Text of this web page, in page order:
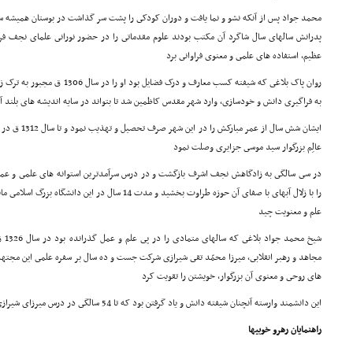
محمد جواد پس از آنکه نشو و نما یافت و دوران کودکى را پشت سر گذاشت در بوستان همیشه
عظیم، استفاده هاى علمى و معنوى فراوانى برد
روان پاک بلاغى که شیفته کسب
به فراگیرى دانش و خودسازى، وارد شهر مقدس کاظمین شد تا بتواند در سایه اندیشه هاى بلند
ایشان شش
عالِم بزرگوار سید موسى جزایرى وصلت نمود
در سى سالگى به زادگاهش نجف اشرف بازگشت و در درس سرآمدترین استوانه هاى علمى
را با زلال آبهاى با صفاى آن حوزه طراوت بخشید و مدت 14
علم و معنویت چید
مجاهد و رهبر انقلابى، میرزا محمّد تقى شیرازى شرکت جست و ده سال بر سفره علمى این
هاى روحى و معنوى آن بزرگوار، خویشتن را تقویت کرد
این دانشمند وارسته آنچنان شیفته دانش و یاد گرفتن بود که تا 54 سالگى در درس میرزاى شیرازى شرکت نمود
راهنمایان رهرو خوبیها